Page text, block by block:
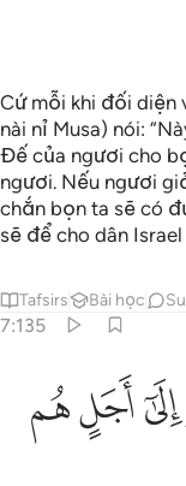
Cứ mỗi khi đối diện
nài nỉ Musa) nói:
Đế của ngươi cho
ngươi. Nếu ngươi
chắn bọn ta sẽ có
sẽ để cho dân
Tafsirs Bài học
7:135
١٣٥
يَنكُثُونَ ١٣٥
ﲑﲒﲓ